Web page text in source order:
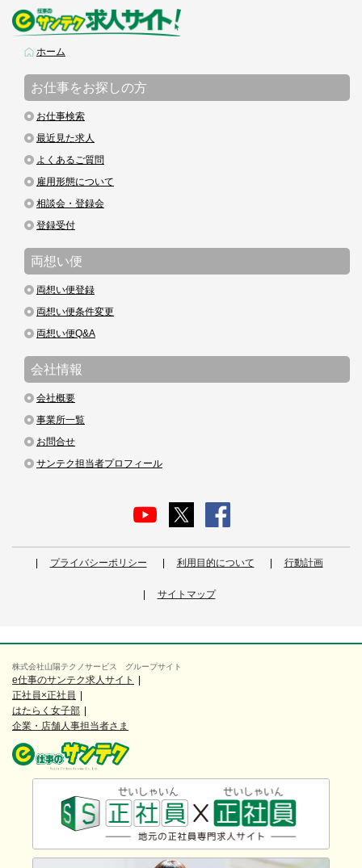
ホーム
お仕事をお探しの方
お仕事検索
最近見た求人
よくあるご質問
雇用形態について
相談会・登録会
登録受付
両想い便
両想い便登録
両想い便条件変更
両想い便Q&A
会社情報
会社概要
事業所一覧
お問合せ
サンテク担当者プロフィール
プライバシーポリシー 利用目的について 行動計画
サイトマップ
株式会社山陽テクノサービス グループサイト
e仕事のサンテク求人サイト
正社員×正社員
はたらく女子部
企業・店舗人事担当者さま